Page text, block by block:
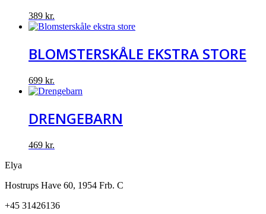
389 kr.
BLOMSTERSKÅLE EKSTRA STORE
699 kr.
DRENGEBARN
469 kr.
Elya
Hostrups Have 60, 1954 Frb. C
+45 31426136